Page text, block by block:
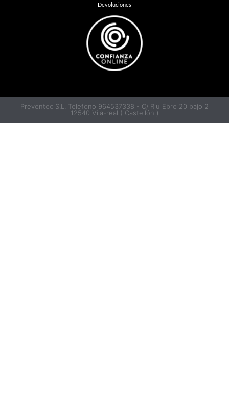
Devoluciones
Preventec S.L. Telefono 964537338 - C/ Riu Ebre 20 bajo 2
12540 Vila-real ( Castellón )